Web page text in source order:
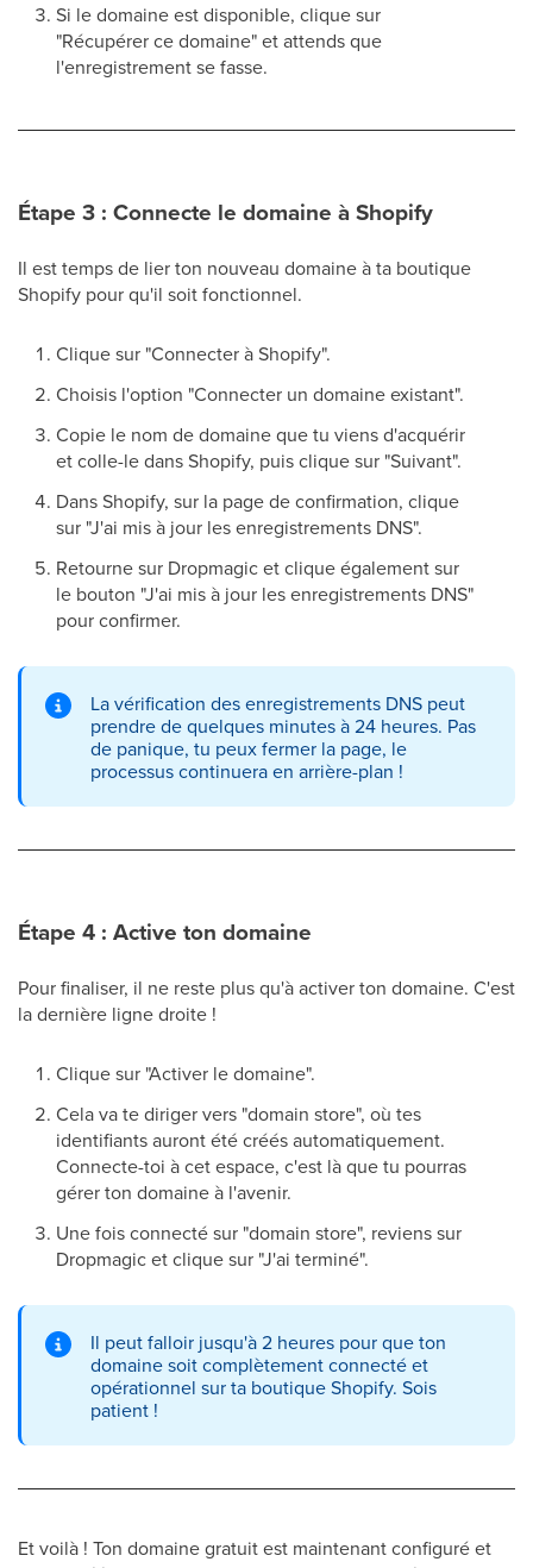
Si le domaine est disponible, clique sur
"Récupérer ce domaine" et attends que
l'enregistrement se fasse.
Étape 3 : Connecte le domaine à Shopify
Il est temps de lier ton nouveau domaine à ta boutique
Shopify pour qu'il soit fonctionnel.
Clique sur "Connecter à Shopify".
Choisis l'option "Connecter un domaine existant".
Copie le nom de domaine que tu viens d'acquérir
et colle-le dans Shopify, puis clique sur "Suivant".
Dans Shopify, sur la page de confirmation, clique
sur "J'ai mis à jour les enregistrements DNS".
Retourne sur Dropmagic et clique également sur
le bouton "J'ai mis à jour les enregistrements DNS"
pour confirmer.
La vérification des enregistrements DNS peut
prendre de quelques minutes à 24 heures. Pas
de panique, tu peux fermer la page, le
processus continuera en arrière-plan !
Étape 4 : Active ton domaine
Pour finaliser, il ne reste plus qu'à activer ton domaine. C'est
la dernière ligne droite !
Clique sur "Activer le domaine".
Cela va te diriger vers "domain store", où tes
identifiants auront été créés automatiquement.
Connecte-toi à cet espace, c'est là que tu pourras
gérer ton domaine à l'avenir.
Une fois connecté sur "domain store", reviens sur
Dropmagic et clique sur "J'ai terminé".
Il peut falloir jusqu'à 2 heures pour que ton
domaine soit complètement connecté et
opérationnel sur ta boutique Shopify. Sois
patient !
Et voilà ! Ton domaine gratuit est maintenant configuré et